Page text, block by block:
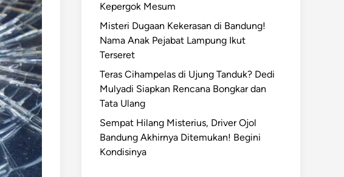
Kepergok Mesum
Misteri Dugaan Kekerasan di Bandung!
Nama Anak Pejabat Lampung Ikut
Terseret
Teras Cihampelas di Ujung Tanduk? Dedi
Mulyadi Siapkan Rencana Bongkar dan
Tata Ulang
Sempat Hilang Misterius, Driver Ojol
Bandung Akhirnya Ditemukan! Begini
Kondisinya